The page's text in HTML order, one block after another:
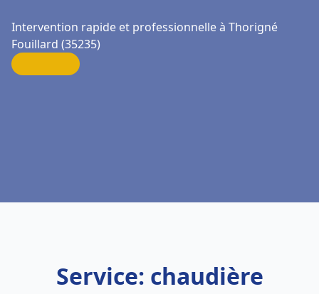
Intervention rapide et professionnelle à Thorigné
Fouillard (35235)
Service: chaudière